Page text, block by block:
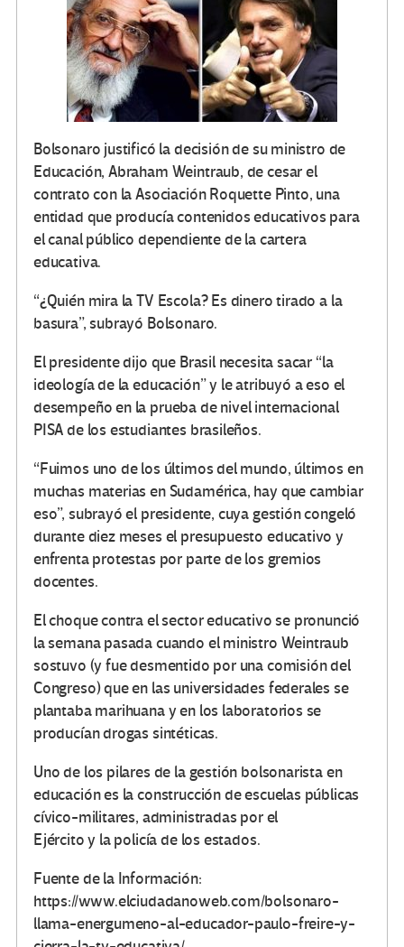
Bolsonaro justificó la decisión de su ministro de
Educación, Abraham Weintraub, de cesar el
contrato con la Asociación Roquette Pinto, una
entidad que producía contenidos educativos para
el canal público dependiente de la cartera
educativa.
“¿Quién mira la TV Escola? Es dinero tirado a la
basura”, subrayó Bolsonaro.
El presidente dijo que Brasil necesita sacar “la
ideología de la educación” y le atribuyó a eso el
desempeño en la prueba de nivel internacional
PISA de los estudiantes brasileños.
“Fuimos uno de los últimos del mundo, últimos en
muchas materias en Sudamérica, hay que cambiar
eso”, subrayó el presidente, cuya gestión congeló
durante diez meses el presupuesto educativo y
enfrenta protestas por parte de los gremios
docentes.
El choque contra el sector educativo se pronunció
la semana pasada cuando el ministro Weintraub
sostuvo (y fue desmentido por una comisión del
Congreso) que en las universidades federales se
plantaba marihuana y en los laboratorios se
producían drogas sintéticas.
Uno de los pilares de la gestión bolsonarista en
educación es la construcción de escuelas públicas
cívico-militares, administradas por el
Ejército y la policía de los estados.
Fuente de la Información:
https://www.elciudadanoweb.com/bolsonaro-
llama-energumeno-al-educador-paulo-freire-y-